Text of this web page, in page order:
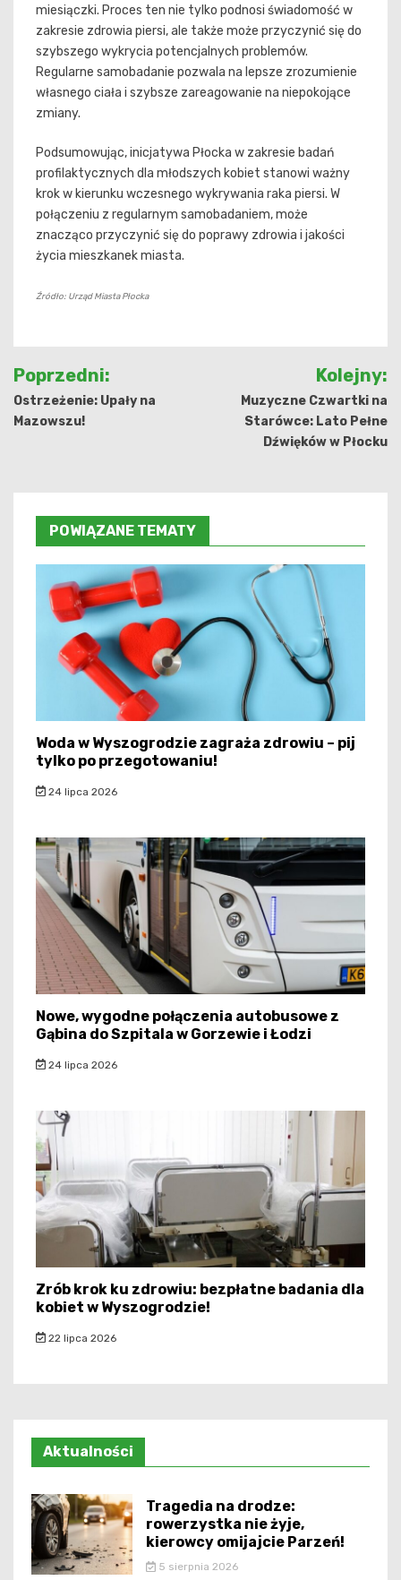
miesiączki. Proces ten nie tylko podnosi świadomość w
zakresie zdrowia piersi, ale także może przyczynić się do
szybszego wykrycia potencjalnych problemów.
Regularne samobadanie pozwala na lepsze zrozumienie
własnego ciała i szybsze zareagowanie na niepokojące
zmiany.
Podsumowując, inicjatywa Płocka w zakresie badań
profilaktycznych dla młodszych kobiet stanowi ważny
krok w kierunku wczesnego wykrywania raka piersi. W
połączeniu z regularnym samobadaniem, może
znacząco przyczynić się do poprawy zdrowia i jakości
życia mieszkanek miasta.
Źródło: Urząd Miasta Płocka
Nawigacja
wpisu
Poprzedni:
Ostrzeżenie: Upały na
Mazowszu!
Kolejny:
Muzyczne Czwartki na
Starówce: Lato Pełne
Dźwięków w Płocku
POWIĄZANE TEMATY
Woda w Wyszogrodzie zagraża zdrowiu – pij
tylko po przegotowaniu!
24 lipca 2026
Nowe, wygodne połączenia autobusowe z
Gąbina do Szpitala w Gorzewie i Łodzi
24 lipca 2026
Zrób krok ku zdrowiu: bezpłatne badania dla
kobiet w Wyszogrodzie!
22 lipca 2026
Aktualności
Tragedia na drodze:
rowerzystka nie żyje,
kierowcy omijajcie Parzeń!
5 sierpnia 2026